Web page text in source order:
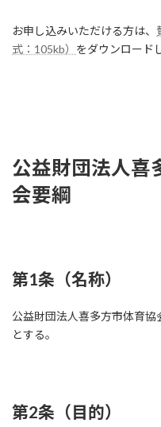
お申し込みいただける方は、
式：105kb） をダウンロード
公益財団法人喜
会要綱
第1条（名称）
公益財団法人喜多方市体育協
とする。
第2条（目的）